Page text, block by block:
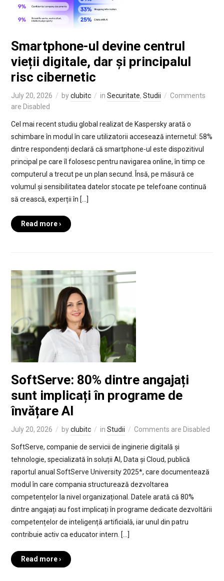
Smartphone-ul devine centrul
vieții digitale, dar și principalul
risc cibernetic
July 20, 2026 byclubitc in Securitate, Studii
Comments
are Disabled
Cel mai recent studiu global realizat de Kaspersky arată o
schimbare în modul în care utilizatorii accesează internetul: 58%
dintre respondenți declară că smartphone-ul este dispozitivul
principal pe care îl folosesc pentru navigarea online, în timp ce
computerul a trecut pe un plan secund. Însă, pe măsură ce
volumul și sensibilitatea datelor stocate pe telefoane continuă
să crească, experții în […]
Read more ›
SoftServe: 80% dintre angajați
sunt implicați în programe de
învățare AI
July 20, 2026 byclubitc in Studii Comments are Disabled
SoftServe, companie de servicii de inginerie digitală și
tehnologie, specializată în soluții AI, Data și Cloud, publică
raportul anual SoftServe University 2025*, care documentează
modul în care compania structurează dezvoltarea
competențelor la nivel organizațional. Datele arată că 80%
dintre angajați au fost implicați în programe dedicate dezvoltării
competențelor de inteligență artificială, iar unul din patru
contribuie activ ca educator intern. […]
Read more ›